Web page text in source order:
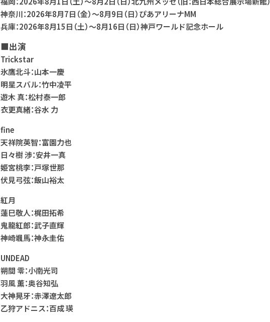
神奈川：2026年8月7日（金）～8月9日（日）ぴあアリーナMM
兵庫：2026年8月15日（土）～8月16日（日）神戸ワールド記念ホール
■出演
Trickstar
氷鷹北斗：山本一慶
明星スバル：竹中凌平
遊木 真：松村泰一郎
衣更真緒：谷水 力
fine
天祥院英智：富園力也
日々樹 渉：安井一真
姫宮桃李：戸塚世那
伏見弓弦：飯山裕太
紅月
蓮巳敬人：梶田拓希
鬼龍紅郎：武子直輝
神崎颯馬：神永圭佑
UNDEAD
朔間 零：小南光司
羽風 薫：奥谷知弘
大神晃牙：赤澤遼太郎
乙狩アドニス：百成 瑛